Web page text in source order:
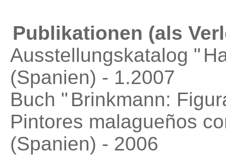
Publikationen (als
Ausstellungskatalog "
(Spanien) - 1.2007
Buch " Brinkmann:
Pintores malagueños
(Spanien) - 2006